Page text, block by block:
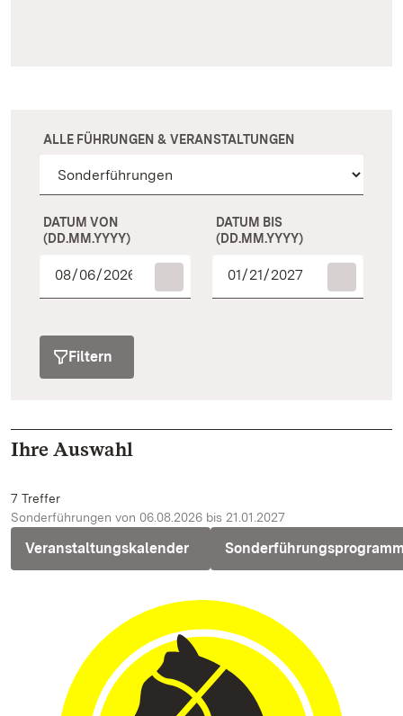
ALLE FÜHRUNGEN & VERANSTALTUNGEN
DATUM VON
(DD.MM.YYYY)
DATUM BIS
(DD.MM.YYYY)
Filtern
Ihre Auswahl
7 Treffer
Sonderführungen von 06.08.2026 bis 21.01.2027
Veranstaltungskalender